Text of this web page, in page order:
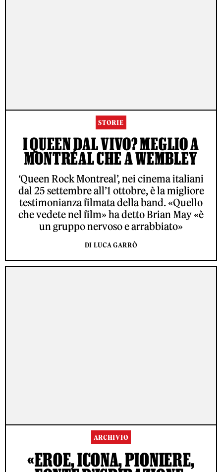
STORIE
I QUEEN DAL VIVO? MEGLIO A
MONTRÉAL CHE A WEMBLEY
‘Queen Rock Montreal’, nei cinema italiani
dal 25 settembre all’1 ottobre, è la migliore
testimonianza filmata della band. «Quello
che vedete nel film» ha detto Brian May «è
un gruppo nervoso e arrabbiato»
DI LUCA GARRÒ
ARCHIVIO
«EROE, ICONA, PIONIERE,